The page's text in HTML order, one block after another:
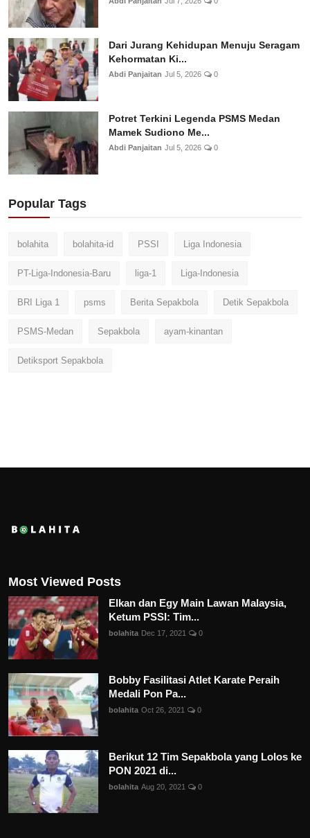
Dari Jurang Kehidupan Menuju Seragam
Kehormatan Ki...
Abdi Panjaitan Jul 5, 2026 0
Potret Terkini Legenda PSMS Medan
Mamek Sudiono Me...
Abdi Panjaitan Jul 5, 2026 0
Popular Tags
bolahita bolahita-id PSSI Liga Indonesia
PT-Liga-Indonesia-Baru liga-1 Liga-Indonesia
BRI Liga 1 psms Berita Sepakbola Detik Sepakbola
PSMS-Medan Sepakbola ayam-kinantan
Detiksport Sepakbola
Most Viewed Posts
Elkan dan Egy Main Lawan Malaysia,
Ketum PSSI: Tim...
bolahita Dec 17, 2021 0
Bobby Fasilitasi Atlet Karate Peraih
Medali Pon Pa...
bolahita Oct 26, 2021 0
Berikut 12 Tim Sepakbola yang Lolos ke
PON 2021 di...
bolahita Aug 20, 2021 0